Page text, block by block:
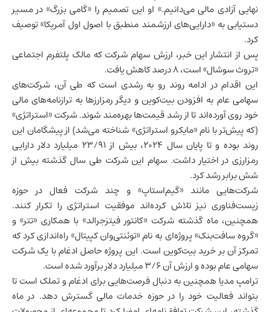
نهایی آزادی مالی می‌دانیم.» او این تصمیم را «گامی بزرگ» در مسیر
دستیابی به «دارایی‌های ارزشمند منطبق با اصول اول آمریکا» توصیف
کرد.
پس از انتشار این خبر، ارزش سهام شرکت که مالک پلتفرم اجتماعی
«تروث سوشال» است، ۸ درصد کاهش یافت.
این اقدام در ادامه روند رو به رشدی است که طی آن، شرکت‌های
سهامی عام به افزودن بیت‌کوین و دیگر رمزارزها به ترازنامه‌های مالی
خود روی آورده‌اند تا از رشد قیمت‌ها بهره‌مند شوند. شرکت «استراتژی»
(که پیش‌تر با نام «مایکرو استراتژی» شناخته می‌شد) از پیشگامان این
روند بوده و تا پایان سال ۲۰۲۴، بیش از ۲۳/۹۱ میلیارد دلار دارایی
رمزارزی در اختیار داشت. سهام این شرکت طی سال گذشته بیش از
شش برابر رشد کرد.
شرکت‌هایی مانند «گیم‌استاپ» و چند شرکت فعال در حوزه
زیست‌فناوری نیز تلاش کرده‌اند موفقیت استراتژی را تکرار کنند.
همچنین، ماه گذشته شرکت «کانتور فیتزجرالد» با همکاری «تتر» و
«گروه سافت‌بنک» پروژه‌ای به نام «توئنتی‌وان کپیتال» راه‌اندازی کرد که
تمرکز آن بر خرید بیت‌کوین است. این پروژه حاصل ادغام با یک شرکت
سهامی عام بوده و ارزش آن ۳/۶ میلیارد دلار برآورد شده است.
ترامپ مدیا همچنین به دنبال فرصت‌هایی برای ادغام و تملک است تا
بتواند فعالیت خود را در حوزه خدمات مالی گسترش دهد. در ماه